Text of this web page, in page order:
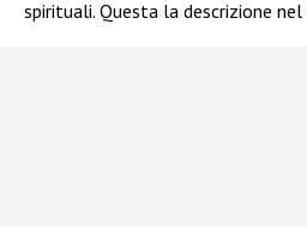
spirituali. Questa la descrizione